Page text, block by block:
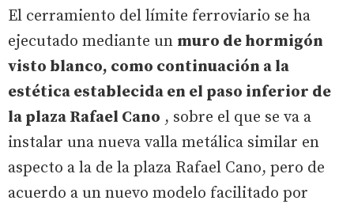
El cerramiento del límite ferroviario se ha
ejecutado mediante un muro de hormigón
visto blanco, como continuación a la
estética establecida en el paso inferior de
la plaza Rafael Cano , sobre el que se va a
instalar una nueva valla metálica similar en
aspecto a la de la plaza Rafael Cano, pero de
acuerdo a un nuevo modelo facilitado por